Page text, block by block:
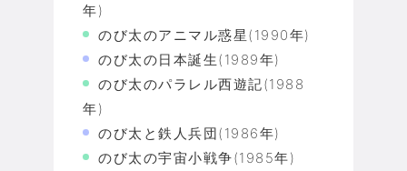
年)
のび太のアニマル惑星(1990年)
のび太の日本誕生(1989年)
のび太のパラレル西遊記(1988
年)
のび太と鉄人兵団(1986年)
のび太の宇宙小戦争(1985年)